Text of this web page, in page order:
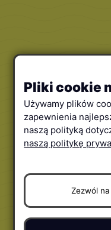
Pliki cookie
Używamy plików
zapewnienia
naszą polityką
naszą politykę
Zezwól